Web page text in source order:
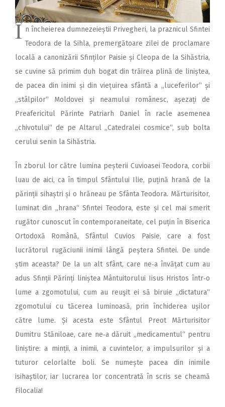
Î n încheierea dumne­ze­ieștii Privegheri, la praznicul Sfintei
Teodora de la Sihla, premergătoare zilei de proclamare
locală a canonizării Sfinților Paisie și Cleopa de la Sihăstria,
se cuvine să primim duh bogat din trăirea plină de liniștea,
de pacea din inimi și din viețuirea sfântă a „luceferilor“ și
„stâlpilor“ Moldovei și neamului românesc, așezați de
Preafericitul Părinte Patriarh Daniel în racle asemenea
„chivotului“ de pe Altarul „Catedralei cosmice“, sub bolta
cerului senin la Sihăstria.
În zborul lor către lumina peșterii Cuvioasei Teodora, corbii
luau de aici, ca în timpul Sfântului Ilie, puțină hrană de la
părinții sihaștri și o hrăneau pe Sfânta Teodora. Mărturisitor,
luminat din „hrana“ Sfintei Teodora, este și cel mai smerit
rugător cunoscut în contemporaneitate, cel puțin în Biserica
Ortodoxă Română, Sfântul Cuvios Paisie, care a fost
lucrătorul rugăciunii inimii lângă peștera Sfintei. De unde
știm aceasta? De la un alt sfânt, care ne‑a învățat cum au
adus Sfinții Părinți liniștea Mântuitorului Iisus Hristos într‑o
lume a zgomotului, cum au reuşit ei să biruie „dictatura“
zgomotului cu tăcerea luminoasă, prin închiderea ușilor
către lume. Și acesta este Sfântul Preot Mărturisitor
Dumitru Stăniloae, care ne‑a dăruit „medicamentul“ pentru
liniștire: a minții, a inimii, a cuvintelor, a impulsurilor și a
tuturor celorlalte boli. Se numește pacea din inimile
isihaștilor, iar lucrarea lor concentrată în scris se cheamă
Filocalia!